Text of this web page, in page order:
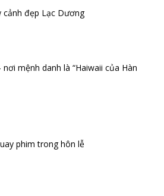
cảnh đẹp Lạc Dương
nơi mệnh danh là “Haiwaii của Hàn
phim trong hôn lễ